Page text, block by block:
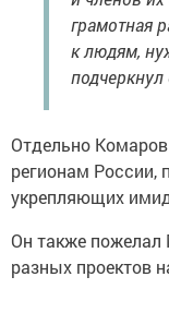
грамотная
к людям,
подчеркнул
Отдельно
регионам России,
укрепляющих
Он также пожелал
разных проектов